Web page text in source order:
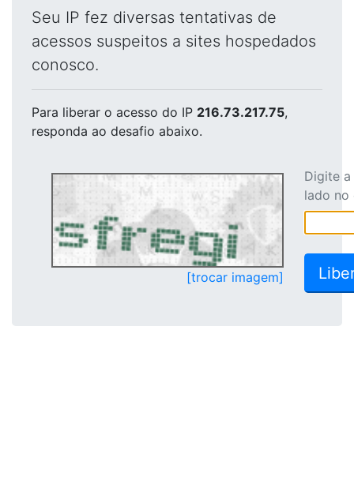
Seu IP fez diversas tentativas de
acessos suspeitos a sites hospedados
conosco.
Para liberar o acesso do IP 216.73.217.75,
responda ao desafio abaixo.
[trocar imagem]
Digite
lado no